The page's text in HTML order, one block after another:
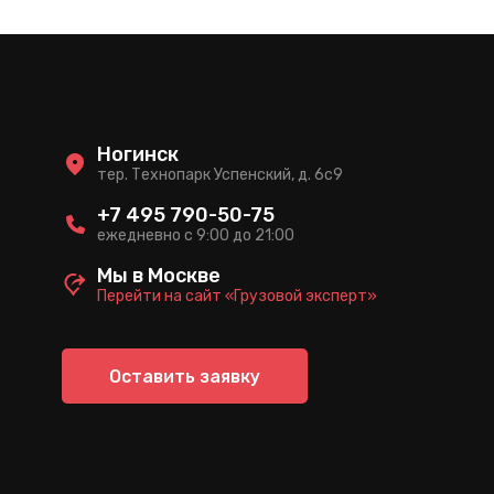
Оставить заявку
тер. Технопарк Успенский, д. 6c9
Ногинск
ежедневно с 9:00 до 21:00
+7 495 790-50-75
Перейти на сайт «Грузовой эксперт»
Мы в Москве